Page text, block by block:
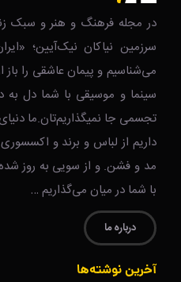
در مجله فرهنگ و هنر و سبک
سرزمین نیاکان نیک‌‌‌آیین؛
می‌شناسیم و پیمان عاشقی را باز
سینما و موسیقی با شما دل به
تجسمی جا نمیگذاریم‌تان.ما
داریم از لباس و برند و
مد و فشن. و از سویی به روز
با شما در میان می‌گذاریم …
درباره ما
آخرین نوشته‌ها